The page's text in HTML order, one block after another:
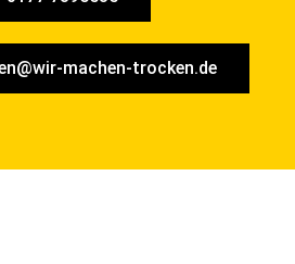
machen-trocken.de